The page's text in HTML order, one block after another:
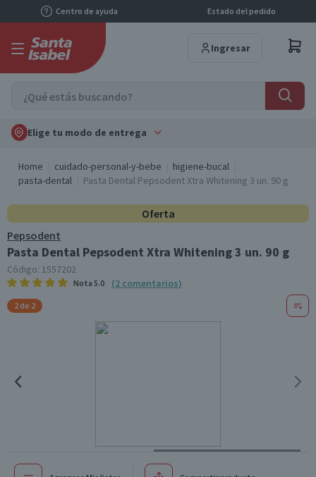
Centro de ayuda Estado del pedido
Ingresar
Elige tu modo de entrega
Home cuidado-personal-y-bebe
higiene-bucal
pasta-dental
Pasta Dental Pepsodent Xtra Whitening 3 un. 90 g
Oferta
Pepsodent
Pasta Dental Pepsodent Xtra Whitening 3 un. 90 g
Código: 1557202
Nota 5.0 (2 comentarios)
2 de 2